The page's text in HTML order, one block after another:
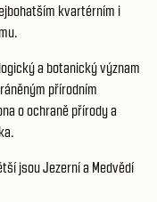
kvartérním i
a botanický význam
přírodním
o ochraně přírody a
jsou Jezerní a Medvědí